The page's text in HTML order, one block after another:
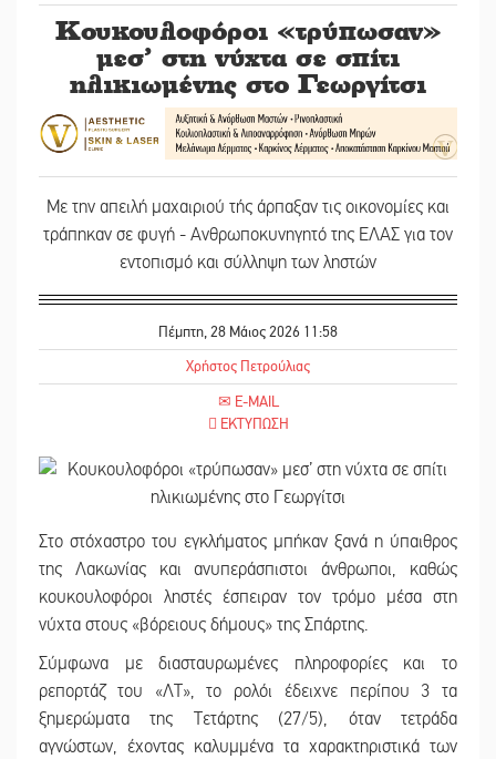
Κουκουλοφόροι «τρύπωσαν»
μεσ’ στη νύχτα σε σπίτι
ηλικιωμένης στο Γεωργίτσι
Με την απειλή μαχαιριού τής άρπαξαν τις οικονομίες και
τράπηκαν σε φυγή - Ανθρωποκυνηγητό της ΕΛΑΣ για τον
εντοπισμό και σύλληψη των ληστών
Πέμπτη, 28 Μάιος 2026 11:58
Χρήστος Πετρούλιας
E-MAIL
ΕΚΤΥΠΩΣΗ
Στο στόχαστρο του εγκλήματος μπήκαν ξανά η ύπαιθρος
της Λακωνίας και ανυπεράσπιστοι άνθρωποι, καθώς
κουκουλοφόροι ληστές έσπειραν τον τρόμο μέσα στη
νύχτα στους «βόρειους δήμους» της Σπάρτης.
Σύμφωνα με διασταυρωμένες πληροφορίες και το
ρεπορτάζ του «ΛΤ», το ρολόι έδειχνε περίπου 3 τα
ξημερώματα της Τετάρτης (27/5), όταν τετράδα
αγνώστων, έχοντας καλυμμένα τα χαρακτηριστικά των